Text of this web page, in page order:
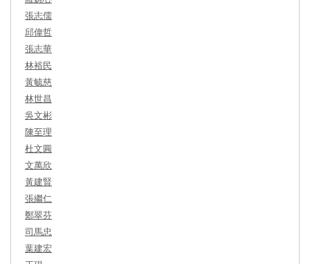
張志儒
邱偉哲
張志華
林裕民
黃毓慈
林世昌
吳文彬
陳至理
杜文圓
文萬欣
黃建賢
張繼仁
鄭翠芬
司馬忠
葉建宏